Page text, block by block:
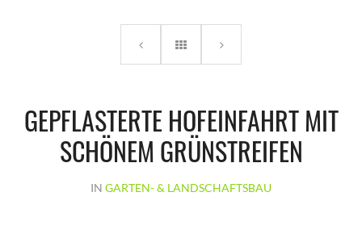
GEPFLASTERTE HOFEINFAHRT MIT
SCHÖNEM GRÜNSTREIFEN
IN GARTEN- & LANDSCHAFTSBAU